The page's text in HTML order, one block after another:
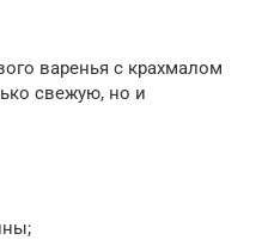
варенья с крахмалом
свежую, но и